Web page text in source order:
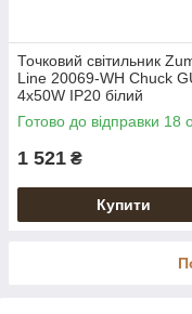
Точковий світильник
Line 20069-WH Chuck
4x50W IP20 білий
Готово до відправки 18
1 521 ₴
Купити